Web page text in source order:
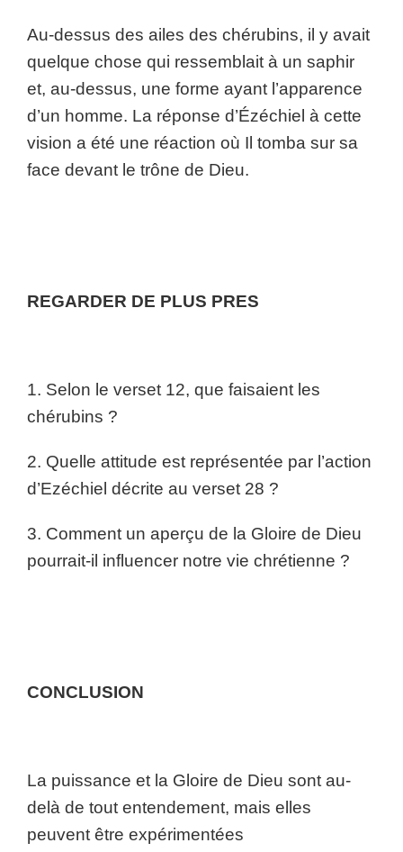
Au-dessus des ailes des chérubins, il y avait
quelque chose qui ressemblait à un saphir
et, au-dessus, une forme ayant l’apparence
d’un homme. La réponse d’Ézéchiel à cette
vision a été une réaction où Il tomba sur sa
face devant le trône de Dieu.
REGARDER DE PLUS PRES
1. Selon le verset 12, que faisaient les
chérubins ?
2. Quelle attitude est représentée par l’action
d’Ezéchiel décrite au verset 28 ?
3. Comment un aperçu de la Gloire de Dieu
pourrait-il influencer notre vie chrétienne ?
CONCLUSION
La puissance et la Gloire de Dieu sont au-
delà de tout entendement, mais elles
peuvent être expérimentées